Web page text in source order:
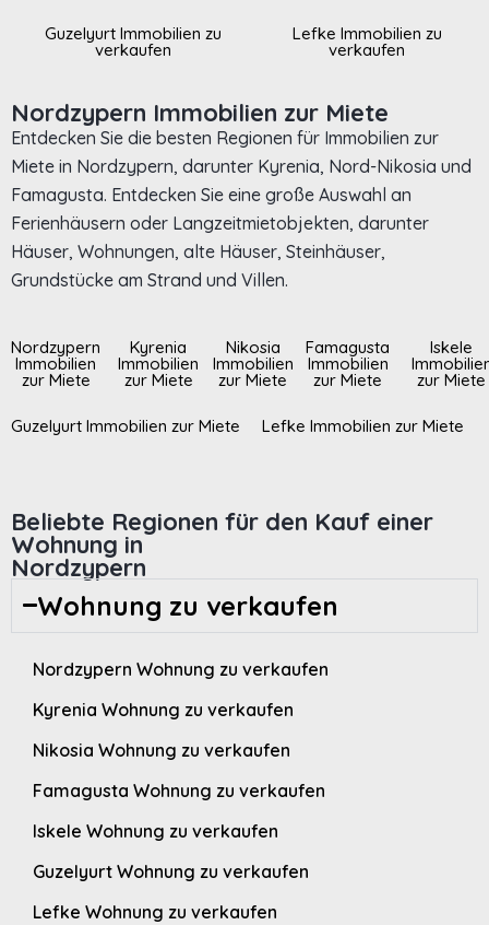
Guzelyurt Immobilien zu
verkaufen
Lefke Immobilien zu
verkaufen
Nordzypern Immobilien zur Miete
Entdecken Sie die besten Regionen für Immobilien zur
Miete in Nordzypern, darunter Kyrenia, Nord-Nikosia und
Famagusta. Entdecken Sie eine große Auswahl an
Ferienhäusern oder Langzeitmietobjekten, darunter
Häuser, Wohnungen, alte Häuser, Steinhäuser,
Grundstücke am Strand und Villen.
Nordzypern
Immobilien
zur Miete
Kyrenia
Immobilien
zur Miete
Nikosia
Immobilien
zur Miete
Famagusta
Immobilien
zur Miete
Iskele
zur Miete
Guzelyurt Immobilien zur Miete Lefke Immobilien zur Miete
Beliebte Regionen für den Kauf einer
Wohnung in
Nordzypern
Wohnung zu verkaufen
Nordzypern Wohnung zu verkaufen
Kyrenia Wohnung zu verkaufen
Nikosia Wohnung zu verkaufen
Famagusta Wohnung zu verkaufen
Iskele Wohnung zu verkaufen
Guzelyurt Wohnung zu verkaufen
Lefke Wohnung zu verkaufen